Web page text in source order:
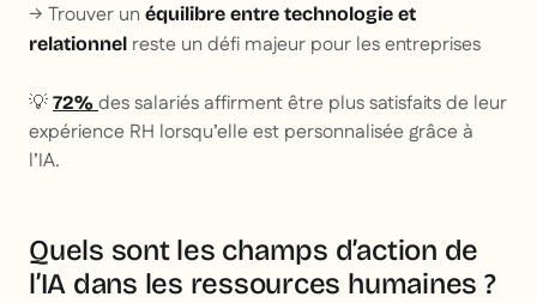
→ Trouver un équilibre entre technologie et
relationnel reste un défi majeur pour les entreprises
💡 72% des salariés affirment être plus satisfaits de leur
expérience RH lorsqu’elle est personnalisée grâce à
l’IA.
Quels sont les champs d’action de
l’IA dans les ressources humaines ?